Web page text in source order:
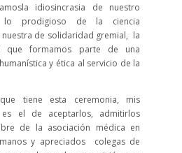
idiosincrasia de nuestro
lo prodigioso de la ciencia
de solidaridad gremial, la
que formamos parte de una
y ética al servicio de la
tiene esta ceremonia, mis
el de aceptarlos, admitirlos
de la asociación médica en
y apreciados colegas de